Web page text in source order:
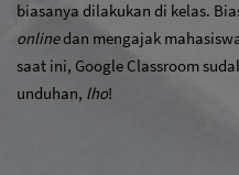
online dan mengajak
saat ini, Google Classroom
unduhan, lho!